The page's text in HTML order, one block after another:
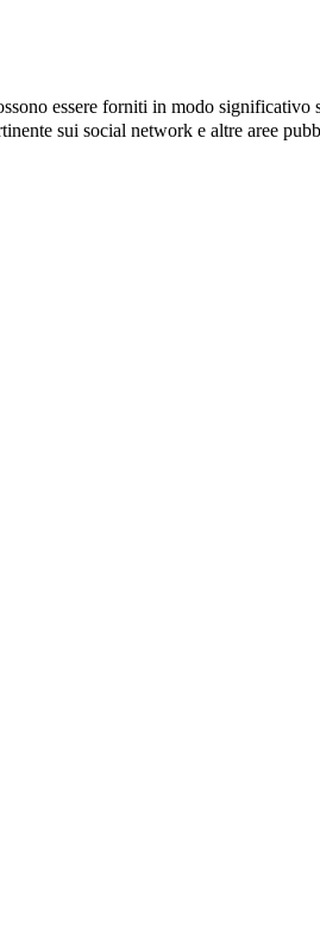
essere forniti in modo significativo
sui social network e altre aree